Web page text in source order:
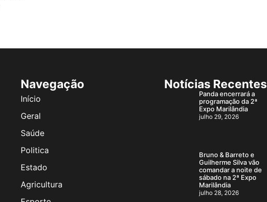
Navegação
Início
Geral
Saúde
Politica
Estado
Agricultura
Notícias Recentes
Panda encerrará a
programação da 2ª
Expo Marilândia
julho 29, 2026
Bruno & Barreto e
Guilherme Silva vão
comandar a noite de
sábado na 2ª Expo
Marilândia
julho 28, 2026